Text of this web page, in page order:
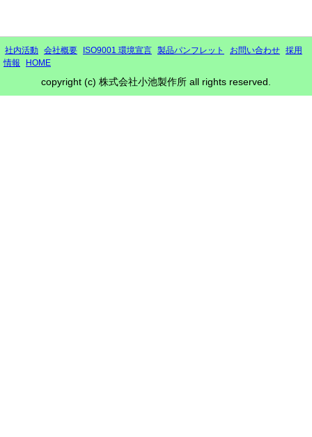
社内活動 会社概要 ISO9001 環境宣言 製品パンフレット お問い合わせ 採用
情報
HOME
copyright (c) 株式会社小池製作所 all rights reserved.